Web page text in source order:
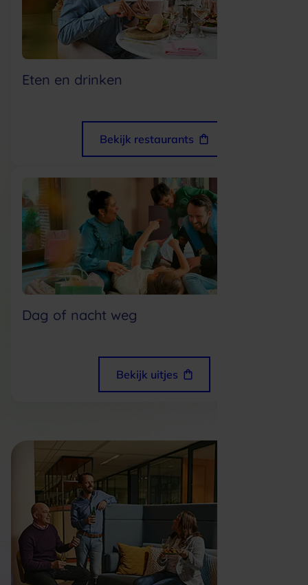
Eten en drinken
Bekijk restaurants
Dag of nacht weg
Bekijk uitjes